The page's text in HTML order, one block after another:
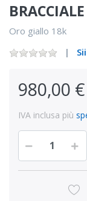
Oro giallo 18k
980,00 €
IVA inclusa più